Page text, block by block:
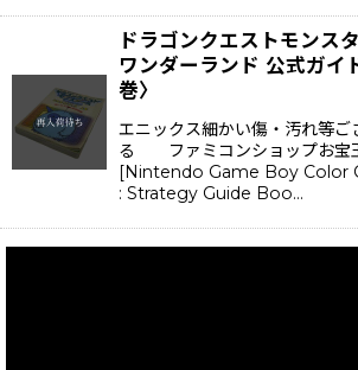
ドラゴンクエストモンス
ワンダーランド 公式ガイ
巻〉
エニックス細かい傷・汚れ等ご
る ファミコンショップお宝
[Nintendo Game Boy Color
: Strategy Guide Boo…